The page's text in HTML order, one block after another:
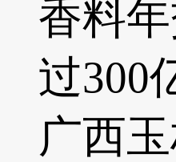
香料
过300
广西